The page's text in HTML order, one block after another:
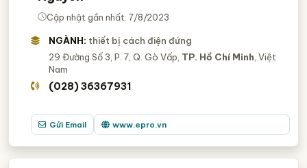
Cập nhật gần nhất: 7/8/2023
NGÀNH: thiết bị cách điện đứng
29 Đường Số 3, P. 7, Q. Gò Vấp, TP. Hồ Chí Minh , Việt
Nam
(028) 36367931
Gửi Email www.epro.vn